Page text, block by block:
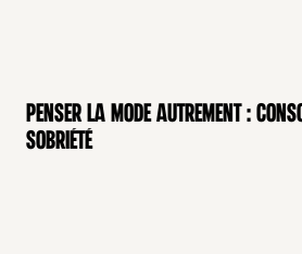
MODE
Penser la mode autrement :
sobriété